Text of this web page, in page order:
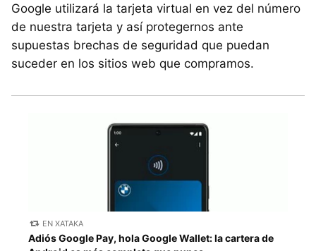
Google utilizará la tarjeta virtual en vez del número
de nuestra tarjeta y así protegernos ante
supuestas brechas de seguridad que puedan
suceder en los sitios web que compramos.
EN XATAKA
Adiós Google Pay, hola Google Wallet: la cartera de